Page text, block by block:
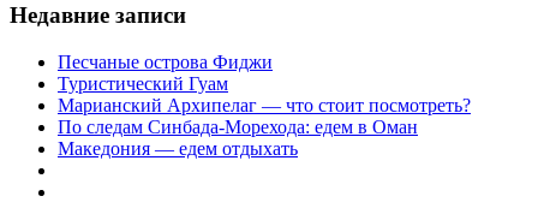
Недавние записи
Песчаные острова Фиджи
Туристический Гуам
Марианский Архипелаг — что стоит посмотреть?
По следам Синбада-Морехода: едем в Оман
Македония — едем отдыхать